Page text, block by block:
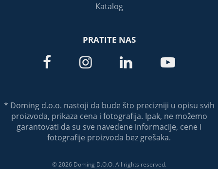
Katalog
PRATITE NAS
   
* Doming d.o.o. nastoji da bude što precizniji u opisu svih
proizvoda, prikaza cena i fotografija. Ipak, ne možemo
garantovati da su sve navedene informacije, cene i
fotografije proizvoda bez grešaka.
© 2026 Doming D.O.O. All rights reserved.